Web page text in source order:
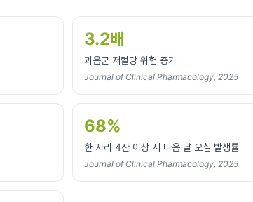
3.2배
과음군 저혈당 위험 증가
Journal of Clinical Pharmacology, 2025
68%
한 자리 4잔 이상 시 다음 날 오심 발생률
Journal of Clinical Pharmacology, 2025